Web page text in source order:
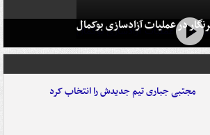
در عملیات آزادسازی بوکمال
مجتبی جباری تیم جدیدش را انتخاب کرد